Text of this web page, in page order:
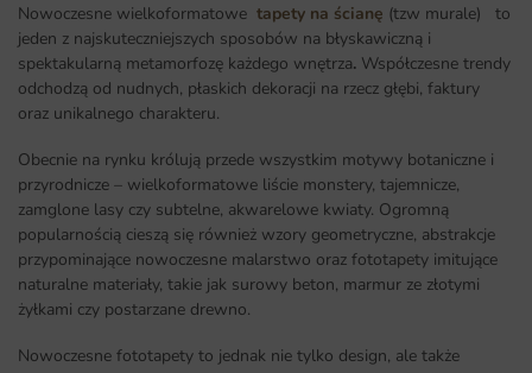
Nowoczesne wielkoformatowe tapety na ścianę (tzw murale) to
jeden z najskuteczniejszych sposobów na błyskawiczną i
spektakularną metamorfozę każdego wnętrza. Współczesne trendy
odchodzą od nudnych, płaskich dekoracji na rzecz głębi, faktury
oraz unikalnego charakteru.
Obecnie na rynku królują przede wszystkim motywy botaniczne i
przyrodnicze – wielkoformatowe liście monstery, tajemnicze,
zamglone lasy czy subtelne, akwarelowe kwiaty. Ogromną
popularnością cieszą się również wzory geometryczne, abstrakcje
przypominające nowoczesne malarstwo oraz fototapety imitujące
naturalne materiały, takie jak surowy beton, marmur ze złotymi
żyłkami czy postarzane drewno.
Nowoczesne fototapety to jednak nie tylko design, ale także